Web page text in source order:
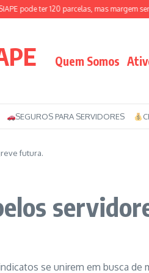
pode ter 120 parcelas, mas margem será
Quem Somos
SEGUROS PARA SERVIDORES
futura.
se unirem em busca de